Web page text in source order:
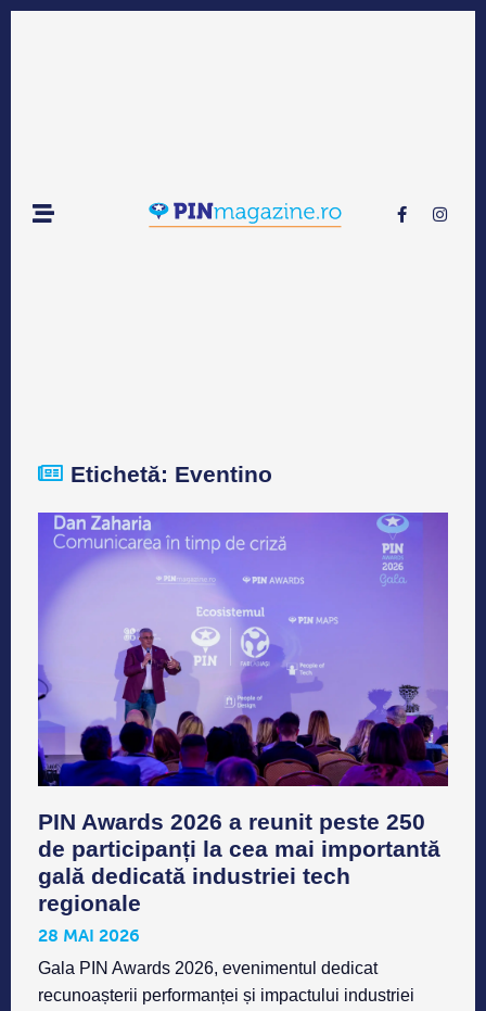
Etichetă: Eventino
PIN Awards 2026 a reunit peste 250
de participanți la cea mai importantă
gală dedicată industriei tech
regionale
28 MAI 2026
Gala PIN Awards 2026, evenimentul dedicat
recunoașterii performanței și impactului industriei